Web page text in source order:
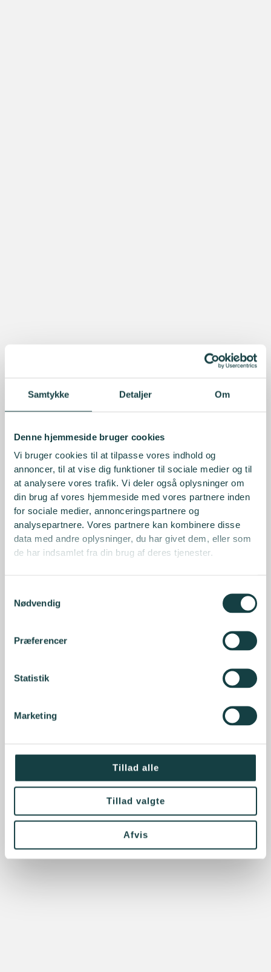
Samtykke Detaljer Om
Denne hjemmeside bruger cookies
Vi bruger cookies til at tilpasse vores indhold og
annoncer, til at vise dig funktioner til sociale medier og til
at analysere vores trafik. Vi deler også oplysninger om
din brug af vores hjemmeside med vores partnere inden
for sociale medier, annonceringspartnere og
analysepartnere. Vores partnere kan kombinere disse
data med andre oplysninger, du har givet dem, eller som
de har indsamlet fra din brug af deres tjenester.
Nødvendig
Præferencer
Statistik
Marketing
Tillad alle
Tillad valgte
Afvis